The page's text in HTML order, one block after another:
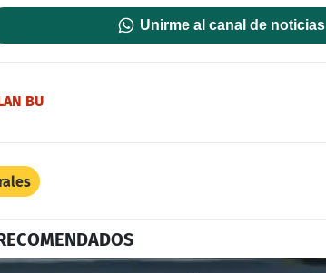
Unirme al canal de noticias
BU